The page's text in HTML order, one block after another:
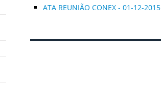
ATA REUNIÃO CONEX - 01-12-2015